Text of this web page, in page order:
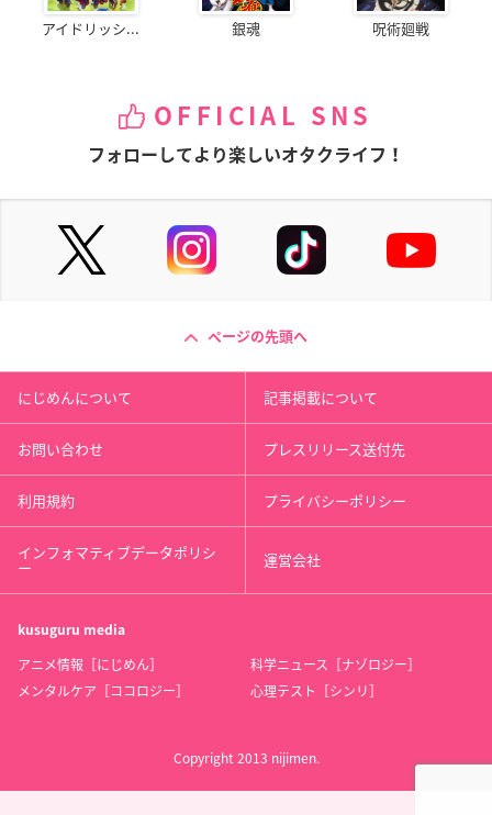
アイドリッシ... 銀魂 呪術廻戦
OFFICIAL SNS
フォローしてより楽しいオタクライフ！
ページの先頭へ
にじめんについて 記事掲載について
お問い合わせ プレスリリース送付先
利用規約 プライバシーポリシー
インフォマティブデータポリシ
ー 運営会社
kusuguru media
アニメ情報［にじめん］
科学ニュース［ナゾロジー］
メンタルケア［ココロジー］
心理テスト［シンリ］
Copyright 2013 nijimen.